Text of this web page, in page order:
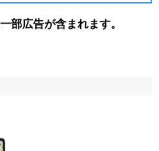
部広告が含まれます。